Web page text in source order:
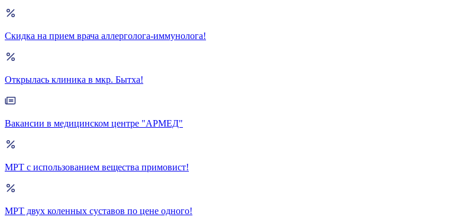
Скидка на прием врача аллерголога-иммунолога!
Открылась клиника в мкр. Бытха!
Вакансии в медицинском центре "АРМЕД"
МРТ с использованием вещества примовист!
МРТ двух коленных суставов по цене одного!